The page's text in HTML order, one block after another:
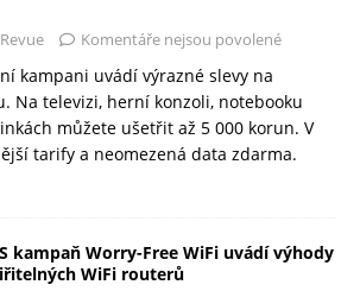
Komentáře nejsou povolené
kampani uvádí výrazné slevy na
Na televizi, herní konzoli, notebooku
můžete ušetřit až 5 000 korun. V
tarify a neomezená data zdarma.
kampaň Worry-Free WiFi uvádí výhody
WiFi routerů